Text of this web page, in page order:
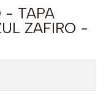
- TAPA
ZAFIRO -